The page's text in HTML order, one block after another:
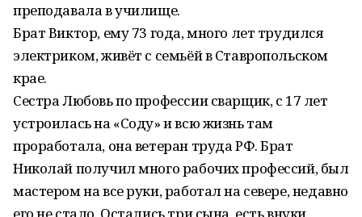
преподавала в училище.
Брат Виктор, ему 73 года, много лет трудился
электриком, живёт с семьёй в Ставропольском
крае.
Сестра Любовь по профессии сварщик, с 17 лет
устроилась на «Соду» и всю жизнь там
проработала, она ветеран труда РФ. Брат
Николай получил много рабочих профессий, был
мастером на все руки, работал на севере, недавно